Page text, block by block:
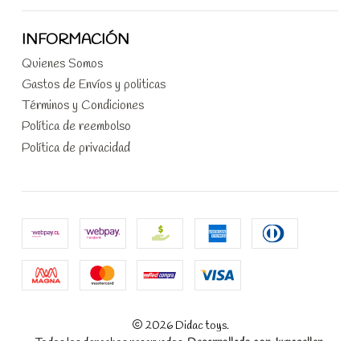
INFORMACIÓN
Quienes Somos
Gastos de Envíos y politicas
Términos y Condiciones
Política de reembolso
Política de privacidad
2026 Didac toys.